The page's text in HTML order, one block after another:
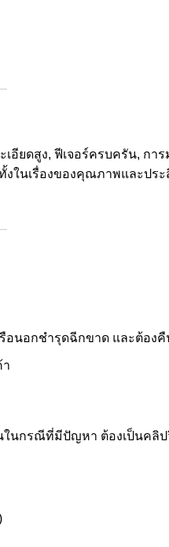
อียดสูง, ฟีเจอร์ครบครัน, ก
ในเรื่องของคุณภาพและปร
นอกชำรุดฉีกขาด และต้อง
ในกรณีที่มีปัญหา ต้องเป็นคลิ